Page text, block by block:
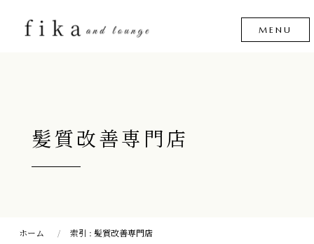
髪質改善専門店
ホーム 索引 : 髪質改善専門店